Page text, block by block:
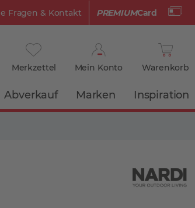
PREMIUMCard
Fragen & Kontakt
Merkzettel Mein Konto Warenkorb
Abverkauf Marken Inspiration